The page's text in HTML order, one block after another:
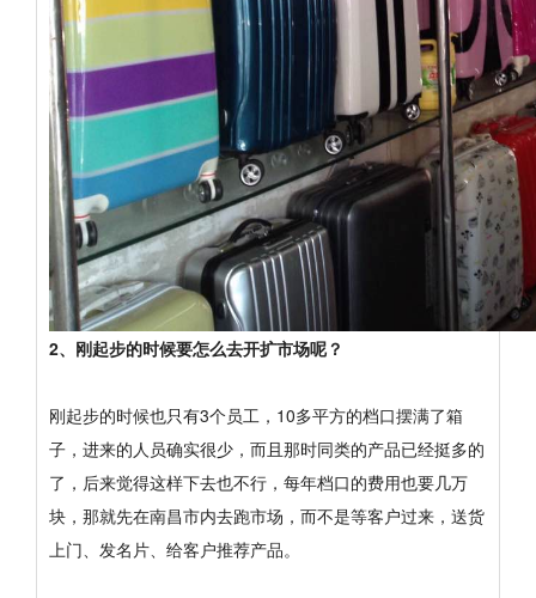
2、刚起步的时候要怎么去开扩市场呢？
刚起步的时候也只有3个员工，10多平方的档口摆满了箱
子，进来的人员确实很少，而且那时同类的产品已经挺多的
了，后来觉得这样下去也不行，每年档口的费用也要几万
块，那就先在南昌市内去跑市场，而不是等客户过来，送货
上门、发名片、给客户推荐产品。